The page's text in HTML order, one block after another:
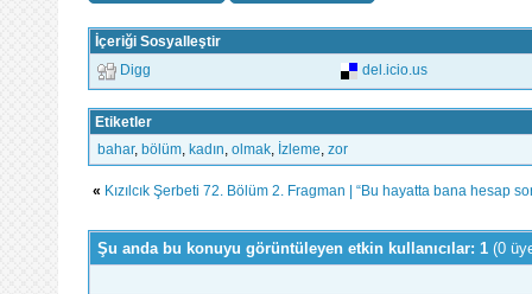
İçeriği Sosyalleştir
Digg del.icio.us
Etiketler
bahar, bölüm kadın olmak İzleme zor
« Kızılcık Şerbeti 72. Bölüm 2. Fragman | “Bu hayatta bana hesap
Şu anda bu konuyu görüntüleyen etkin kullanıcılar: 1 (0